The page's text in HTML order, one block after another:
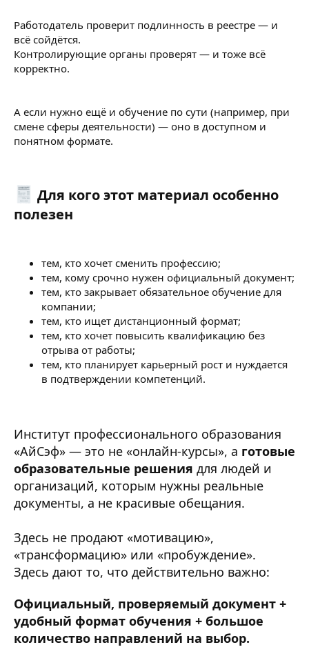
Работодатель проверит подлинность в реестре — и
всё сойдётся.
Контролирующие органы проверят — и тоже всё
корректно.
А если нужно ещё и обучение по сути (например, при
смене сферы деятельности) — оно в доступном и
понятном формате.
Для кого этот материал особенно
полезен​
тем, кто хочет сменить профессию;
тем, кому срочно нужен официальный документ;
тем, кто закрывает обязательное обучение для
компании;
тем, кто ищет дистанционный формат;
тем, кто хочет повысить квалификацию без
отрыва от работы;
тем, кто планирует карьерный рост и нуждается
в подтверждении компетенций.
Институт профессионального образования
«АйСэф» — это не «онлайн-курсы», а готовые
образовательные решения для людей и
организаций, которым нужны реальные
документы, а не красивые обещания.
Здесь не продают «мотивацию»,
«трансформацию» или «пробуждение».
Здесь дают то, что действительно важно:
Официальный, проверяемый документ +
удобный формат обучения + большое
количество направлений на выбор.